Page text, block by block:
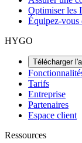
Optimiser les
Équipez-vous
HYGO
Télécharger
Tarifs
Entreprise
Partenaires
Espace client
Ressources